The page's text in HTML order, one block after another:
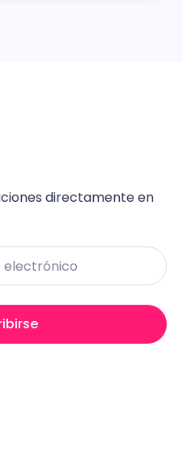
directamente en